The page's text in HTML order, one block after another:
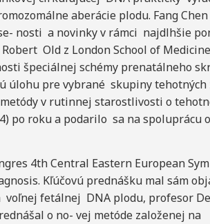
aberácie plodu. Fang Chen
nosti a novinky v rámci najdlhšie
Old z London School of
špeciálnej schémy prenatálneho
úlohu pre vybrané skupiny tehotných
v rutinnej starostlivosti o
po roku a podarilo sa na spoluprácu
4th Central Eastern European
Kľúčovú prednášku mal sám
fetálnej DNA plodu, profesor
o no- vej metóde založenej na